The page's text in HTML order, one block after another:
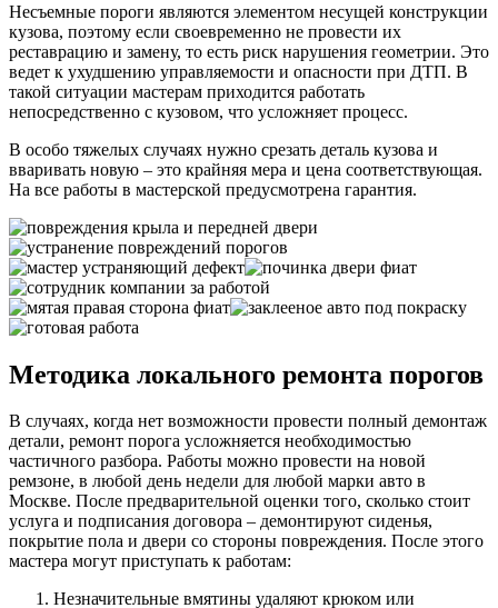
Несъемные пороги являются элементом несущей конструкции
кузова, поэтому если своевременно не провести их
реставрацию и замену, то есть риск нарушения геометрии. Это
ведет к ухудшению управляемости и опасности при ДТП. В
такой ситуации мастерам приходится работать
непосредственно с кузовом, что усложняет процесс.
В особо тяжелых случаях нужно срезать деталь кузова и
вваривать новую – это крайняя мера и цена соответствующая.
На все работы в мастерской предусмотрена гарантия.
Методика локального ремонта порогов
В случаях, когда нет возможности провести полный демонтаж
детали, ремонт порога усложняется необходимостью
частичного разбора. Работы можно провести на новой
ремзоне, в любой день недели для любой марки авто в
Москве. После предварительной оценки того, сколько стоит
услуга и подписания договора – демонтируют сиденья,
покрытие пола и двери со стороны повреждения. После этого
мастера могут приступать к работам:
Незначительные вмятины удаляют крюком или